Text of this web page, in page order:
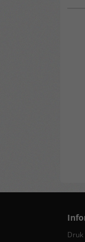
Druk